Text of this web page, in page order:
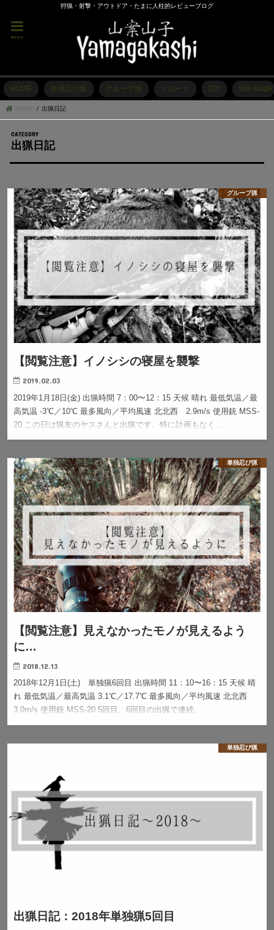
狩猟・射撃・アウトドア・たまに人柱的レビューブログ
menu
HOME 単独忍び猟 グループ猟 リロード DIY Site Map
出猟日記
出猟日記
グループ猟
【閲覧注意】イノシシの寝屋を襲撃
2019.02.03
2019年1月18日(金) 出猟時間 7：00〜12：15 天候 晴れ 最低気温／最
高気温 -3℃／10℃ 最多風向／平均風速 北北西 2.9m/s 使用銃 MSS-
20 この日は猟友のヤスさんと出猟です。特に計画もなく…
単独忍び猟
【閲覧注意】見えなかったモノが見えるよう
に…
2018.12.13
2018年12月1日(土) 単独猟6回目 出猟時間 11：10〜16：15 天候 晴
れ 最低気温／最高気温 3.1℃／17.7℃ 最多風向／平均風速 北北西
3.0m/s 使用銃 MSS-20 5回目、6回目の出猟で連続…
単独忍び猟
出猟日記：2018年単独猟5回目